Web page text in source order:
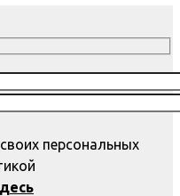
персональных